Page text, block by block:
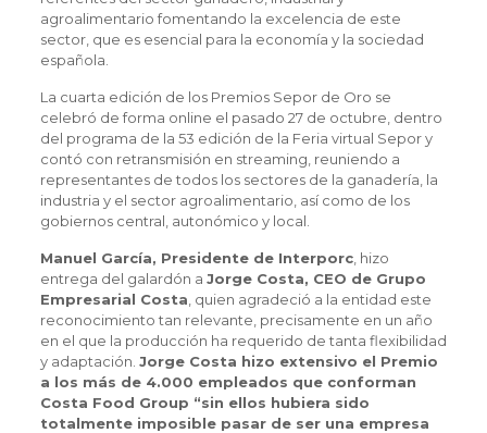
agroalimentario fomentando la excelencia de este
sector, que es esencial para la economía y la sociedad
española.
La cuarta edición de los Premios Sepor de Oro se
celebró de forma online el pasado 27 de octubre, dentro
del programa de la 53 edición de la Feria virtual Sepor y
contó con retransmisión en streaming, reuniendo a
representantes de todos los sectores de la ganadería, la
industria y el sector agroalimentario, así como de los
gobiernos central, autonómico y local.
Manuel García, Presidente de Interporc, hizo
entrega del galardón a Jorge Costa, CEO de Grupo
Empresarial Costa , quien agradeció a la entidad este
reconocimiento tan relevante, precisamente en un año
en el que la producción ha requerido de tanta flexibilidad
y adaptación. Jorge Costa hizo extensivo el Premio
a los más de 4.000 empleados que conforman
Costa Food Group “sin ellos hubiera sido
totalmente imposible pasar de ser una empresa